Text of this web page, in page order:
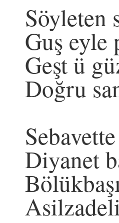
Söyleten
Guş eyle
Geşt ü
Doğru
Diyanet